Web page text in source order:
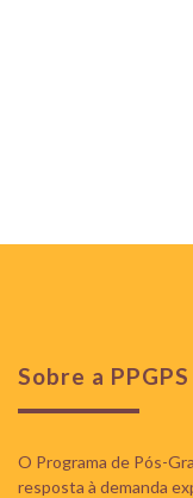
Sobre a PPGPS
O Programa de Pós-
resposta à demanda